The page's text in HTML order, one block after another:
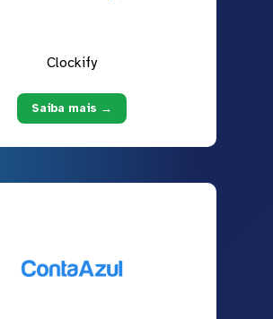
Clockify
Saiba mais →